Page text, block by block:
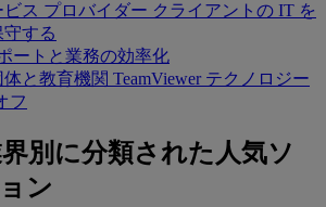
ビス プロバイダー クライアントの IT を
する
ートと業務の効率化
と教育機関 TeamViewer テクノロジー
フ
別に分類された人気ソ
ン